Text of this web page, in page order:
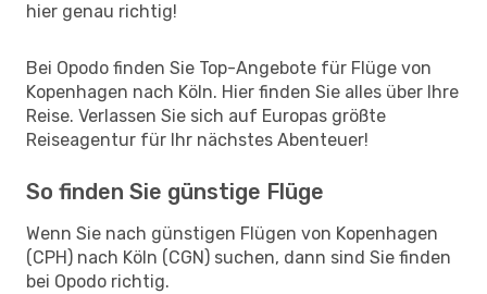
hier genau richtig!
Bei Opodo finden Sie Top-Angebote für Flüge von
Kopenhagen nach Köln. Hier finden Sie alles über Ihre
Reise. Verlassen Sie sich auf Europas größte
Reiseagentur für Ihr nächstes Abenteuer!
So finden Sie günstige Flüge
Wenn Sie nach günstigen Flügen von Kopenhagen
(CPH) nach Köln (CGN) suchen, dann sind Sie finden
bei Opodo richtig.